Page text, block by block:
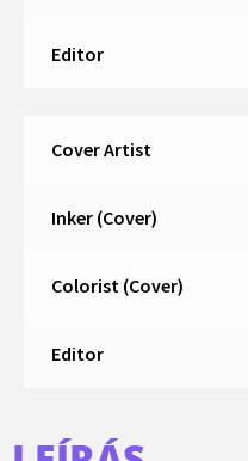
Editor
Cover Artist
Inker (Cover)
Colorist (Cover)
Editor